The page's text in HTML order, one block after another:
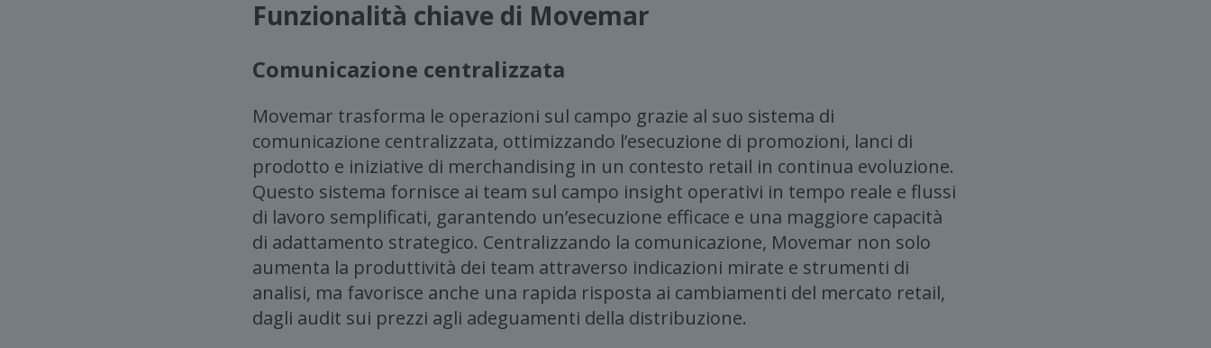
Funzionalità chiave di Movemar
Comunicazione centralizzata
Movemar trasforma le operazioni sul campo grazie al suo sistema di
comunicazione centralizzata, ottimizzando l’esecuzione di promozioni, lanci di
prodotto e iniziative di merchandising in un contesto retail in continua evoluzione.
Questo sistema fornisce ai team sul campo insight operativi in tempo reale e flussi
di lavoro semplificati, garantendo un’esecuzione efficace e una maggiore capacità
di adattamento strategico. Centralizzando la comunicazione, Movemar non solo
aumenta la produttività dei team attraverso indicazioni mirate e strumenti di
analisi, ma favorisce anche una rapida risposta ai cambiamenti del mercato retail,
dagli audit sui prezzi agli adeguamenti della distribuzione.